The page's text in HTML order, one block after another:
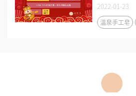
2022-01-23
溫泉手工皂